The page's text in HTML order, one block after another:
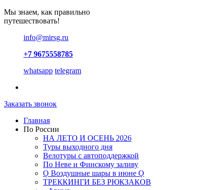
Мы знаем, как правильно
путешествовать!
info@mirsg.ru
+7 9675558785
whatsapp telegram
Заказать звонок
Главная
По России
НА ЛЕТО И ОСЕНЬ 2026
Туры выходного дня
Велотуры с автоподдержкой
По Неве и Финскому заливу
Ǫ Воздушные шары в июне Ǫ
ТРЕККИНГИ БЕЗ РЮКЗАКОВ